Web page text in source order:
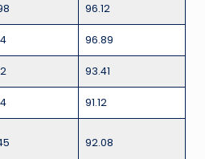
96.12
96.89
93.41
91.12
92.08